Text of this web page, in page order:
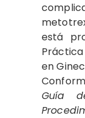
está
en
Guía